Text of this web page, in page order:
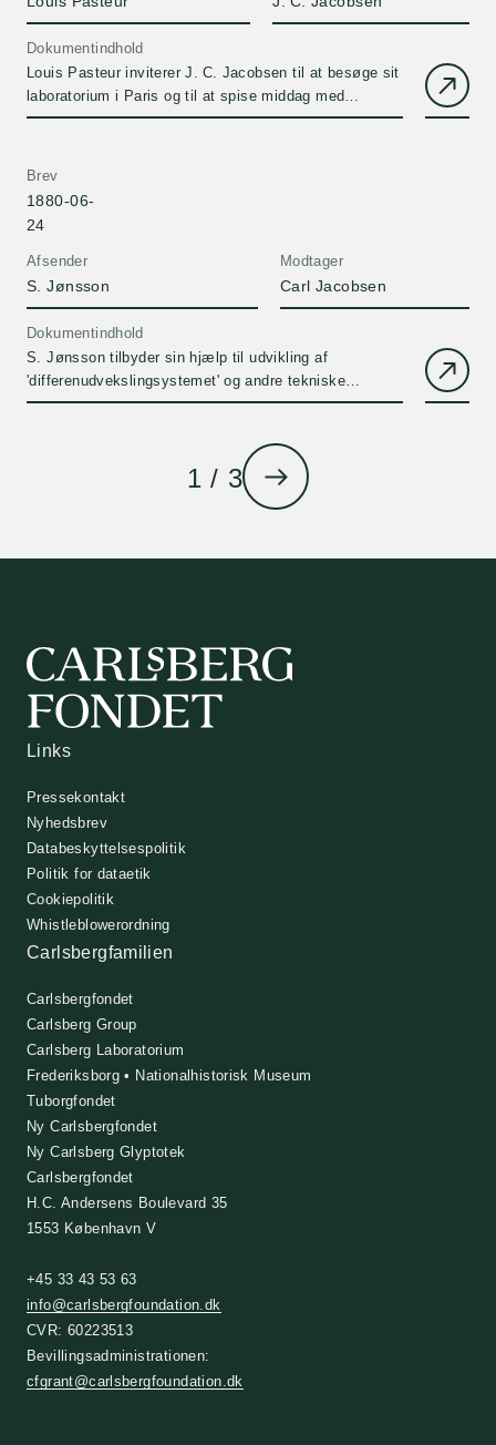
Dokumentindhold
Louis Pasteur inviterer J. C. Jacobsen til at besøge sit
laboratorium i Paris og til at spise middag med
familien.
Afsender
S. Jønsson
Brev
1880-06-
24
Modtager
Carl Jacobsen
Dokumentindhold
S. Jønsson tilbyder sin hjælp til udvikling af
'differenudvekslingsystemet' og andre tekniske
installationer i bryggeriet. Afventer transskription
1 / 3
Links
Pressekontakt
Nyhedsbrev
Databeskyttelsespolitik
Politik for dataetik
Cookiepolitik
Whistleblowerordning
Carlsbergfamilien
Carlsbergfondet
Carlsberg Group
Carlsberg Laboratorium
Frederiksborg • Nationalhistorisk Museum
Tuborgfondet
Ny Carlsbergfondet
Ny Carlsberg Glyptotek
Carlsbergfondet
H.C. Andersens Boulevard 35
1553 København V
+45 33 43 53 63
info@carlsbergfoundation.dk
CVR: 60223513
Bevillingsadministrationen:
cfgrant@carlsbergfoundation.dk